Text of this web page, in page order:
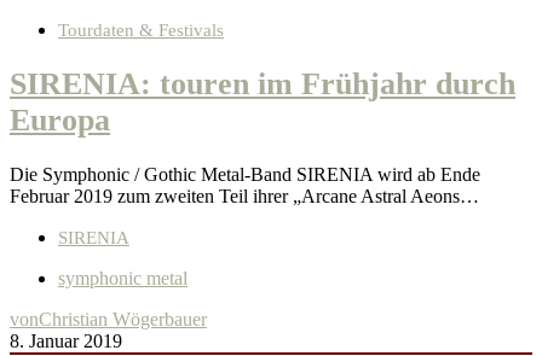
Tourdaten & Festivals
SIRENIA: touren im Frühjahr durch
Europa
Die Symphonic / Gothic Metal-Band SIRENIA wird ab Ende
Februar 2019 zum zweiten Teil ihrer „Arcane Astral Aeons…
SIRENIA
symphonic metal
vonChristian Wögerbauer
8. Januar 2019